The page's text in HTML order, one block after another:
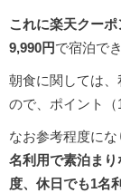
これに楽天クー
9,990円で宿泊で
朝食に関しては
ので、ポイント（
なお参考程度にな
名利用で素泊ま
度、休日でも1名